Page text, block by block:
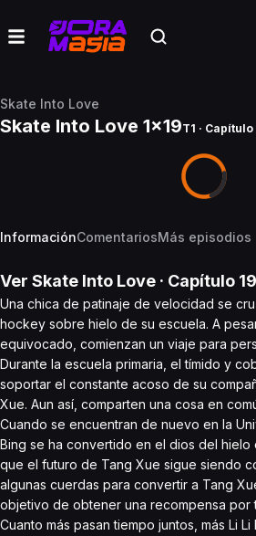
Skate Into Love
Skate Into Love 1x19T1 · Capítulo
InformaciónComentariosMás episodios
Ver Skate Into Love · Capítulo 19
Una chica de patinaje de velocidad se
hockey sobre hielo de su escuela. A
equivocado, comienzan un viaje para
Durante la escuela primaria, el tímido y
soportar el constante acoso de su
Xue. Aun así, comparten una cosa en
Cuando se encuentran de nuevo en la
Bing se ha convertido en el dios del hielo
que el futuro de Tang Xue sigue siendo
algunas cuerdas para convertir a Tang
objetivo de obtener una recompensa por
Cuanto más pasan tiempo juntos, más Li